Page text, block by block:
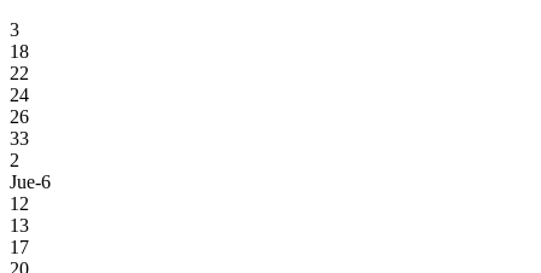
3
18
22
24
26
33
2
Jue-6
12
13
17
20